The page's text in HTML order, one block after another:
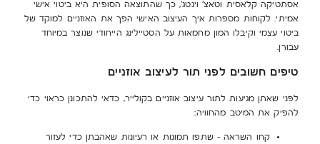
אסתטיקה קלאסית וטאצ’ וינטג’, כך שהתוצאה הסופית היא ביטוי אישי
אמיתי. לקוחות מספרות איך העיצוב האישי הפך את האוזניים למוקד של
ביטוי עצמי וקיבלו המון מחמאות על הסטיילינג הייחודי שנוצר במיוחד
עבורן.
טיפים חשובים לפני תור לעיצוב אוזניים
לפני שאתן מגיעות לתור עיצוב אוזניים בקולייר, כדאי להתכונן כראוי כדי
להפיק את המיטב מהחוויה:
קחו השראה – שתפו תמונות או רעיונות שאהבתן כדי לעזור